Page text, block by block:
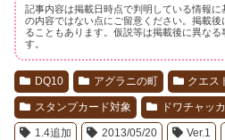
記事内容は掲載日時点で判明している情報
の内容ではない点にご留意ください。掲載
ることもあります。仮説等は掲載後に異な
す。
DQ10 アグラニの町 クエス
スタンプカード対象 ドワチャッカ
1.4追加 2013/05/20 Ver.1